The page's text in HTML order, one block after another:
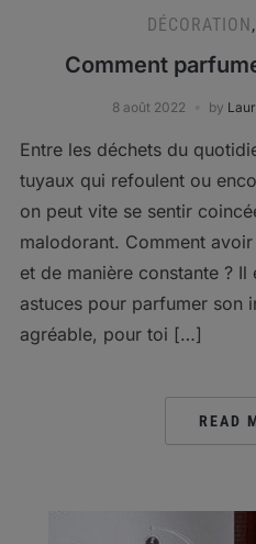
DÉCORATION,
Comment
8 août 2022 by
Entre les déchets du
tuyaux qui refoulent ou
on peut vite se sentir
malodorant. Comment
et de manière constante ?
astuces pour parfumer son
agréable, pour toi […]
READ